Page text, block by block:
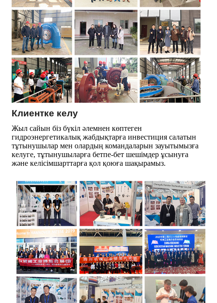
Клиентке келу
Жыл сайын біз бүкіл әлемнен көптеген
гидроэнергетикалық жабдықтарға инвестиция салатын
тұтынушылар мен олардың командаларын зауытымызға
келуге, тұтынушыларға бетпе-бет шешімдер ұсынуға
және келісімшарттарға қол қоюға шақырамыз.